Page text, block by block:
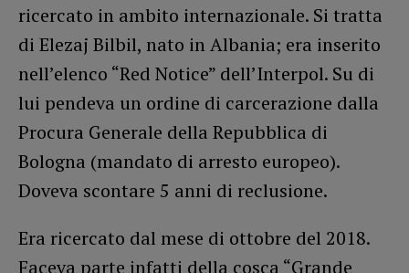
ricercato in ambito internazionale. Si tratta
di Elezaj Bilbil, nato in Albania; era inserito
nell’elenco “Red Notice” dell’Interpol. Su di
lui pendeva un ordine di carcerazione dalla
Procura Generale della Repubblica di
Bologna (mandato di arresto europeo).
Doveva scontare 5 anni di reclusione.
Era ricercato dal mese di ottobre del 2018.
Faceva parte infatti della cosca “Grande